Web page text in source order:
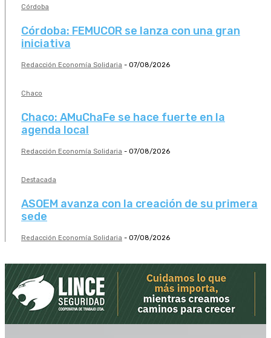
Córdoba
Córdoba: FEMUCOR se lanza con una gran
iniciativa
Redacción Economía Solidaria - 07/08/2026
Chaco
Chaco: AMuChaFe se hace fuerte en la
agenda local
Redacción Economía Solidaria - 07/08/2026
Destacada
ASOEM avanza con la creación de su primera
sede
Redacción Economía Solidaria - 07/08/2026